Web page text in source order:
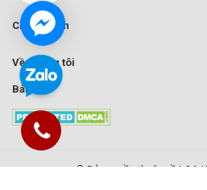
Chính sách
Về chúng tôi
Bản đồ
© Bản quyền thuộc về LOA